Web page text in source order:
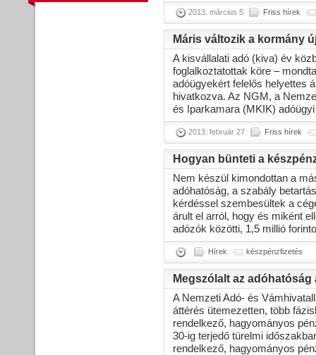
2013. március 5 Friss hírek
Máris változik a kormány
A kisvállalati adó (kiva) év
foglalkoztatottak köre –
adóügyekért felelős helyettes
hivatkozva. Az NGM, a
és Iparkamara (MKIK)
2013. február 27 Friss hírek
Hogyan bünteti a
Nem készül kimondottan a
adóhatóság, a szabály
kérdéssel szembesültek a
árult el arról, hogy és miként
adózók közötti, 1,5 millió
Hírek készpénzfizetés
Megszólalt az
A Nemzeti Adó- és
áttérés ütemezetten, több
rendelkező, hagyományos
30-ig terjedő türelmi
rendelkező, hagyományos